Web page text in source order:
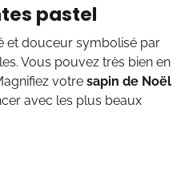
pastel
et douceur symbolisé par
Vous pouvez très bien en
votre sapin de Noël
avec les plus beaux